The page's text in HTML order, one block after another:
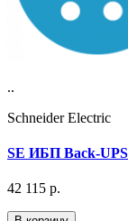
..
Schneider Electric
SE ИБП Back-UPS
42 115 р.